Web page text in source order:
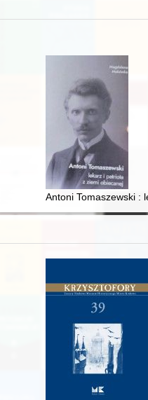
1919
: fragmenty pamiętnika
Antoni Tomaszewski :